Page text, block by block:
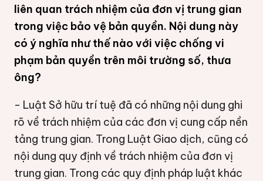
liên quan trách nhiệm của đơn vị trung gian
trong việc bảo vệ bản quyền. Nội dung này
có ý nghĩa như thế nào với việc chống vi
phạm bản quyền trên môi trường số, thưa
ông?
- Luật Sở hữu trí tuệ đã có những nội dung ghi
rõ về trách nhiệm của các đơn vị cung cấp nền
tảng trung gian. Trong Luật Giao dịch, cũng có
nội dung quy định về trách nhiệm của đơn vị
trung gian. Trong các quy định pháp luật khác